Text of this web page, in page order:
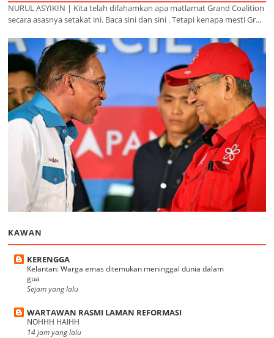
NURUL ASYIKIN | Kita telah difahamkan apa matlamat Grand Coalition
secara asasnya setakat ini. Baca sini dan sini . Tetapi kenapa mesti Gr...
KAWAN
KERENGGA
Kelantan: Warga emas ditemukan meninggal dunia dalam
gua
Sejam yang lalu
WARTAWAN RASMI LAMAN REFORMASI
NOHHH HAIHH
14 jam yang lalu